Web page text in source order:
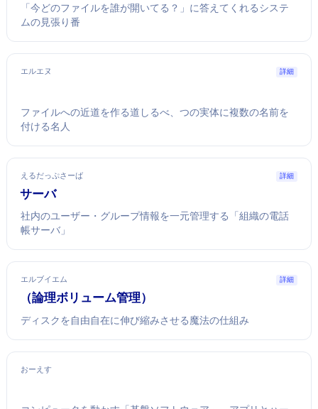
「今どのファイルを誰が開いてる？」に答えてくれるシステ
ムの見張り番
エルエヌ 詳細
ファイルへの近道を作る道しるべ、1つの実体に複数の名前を
付ける名人
えるだっぷさーば 詳細
LDAPサーバ
社内のユーザー・グループ情報を一元管理する「組織の電話
帳サーバ」
エルブイエム 詳細
LVM（論理ボリューム管理）
ディスクを自由自在に伸び縮みさせる魔法の仕組み
おーえす